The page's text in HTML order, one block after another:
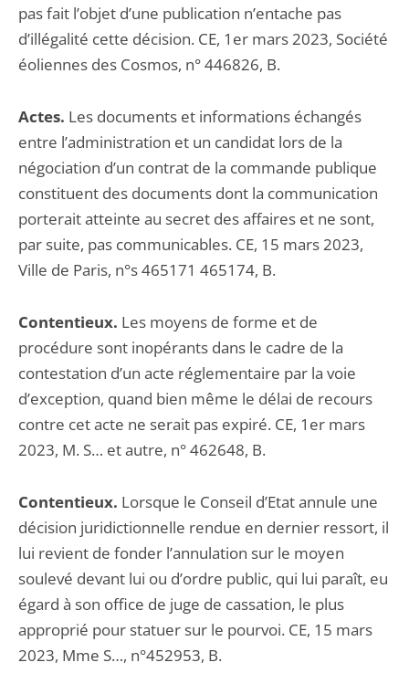
pas fait l’objet d’une publication n’entache pas
d’illégalité cette décision. CE, 1er mars 2023, Société
éoliennes des Cosmos, n° 446826, B.
Actes. Les documents et informations échangés
entre l’administration et un candidat lors de la
négociation d’un contrat de la commande publique
constituent des documents dont la communication
porterait atteinte au secret des affaires et ne sont,
par suite, pas communicables. CE, 15 mars 2023,
Ville de Paris, n°s 465171 465174, B.
Contentieux. Les moyens de forme et de
procédure sont inopérants dans le cadre de la
contestation d’un acte réglementaire par la voie
d’exception, quand bien même le délai de recours
contre cet acte ne serait pas expiré. CE, 1er mars
2023, M. S… et autre, n° 462648, B.
Contentieux. Lorsque le Conseil d’Etat annule une
décision juridictionnelle rendue en dernier ressort, il
lui revient de fonder l’annulation sur le moyen
soulevé devant lui ou d’ordre public, qui lui paraît, eu
égard à son office de juge de cassation, le plus
approprié pour statuer sur le pourvoi. CE, 15 mars
2023, Mme S…, n°452953, B.